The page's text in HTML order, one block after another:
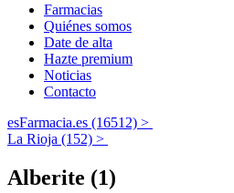
Farmacias
Quiénes somos
Date de alta
Hazte premium
Noticias
Contacto
esFarmacia.es (16512) >
La Rioja (152) >
Alberite (1)